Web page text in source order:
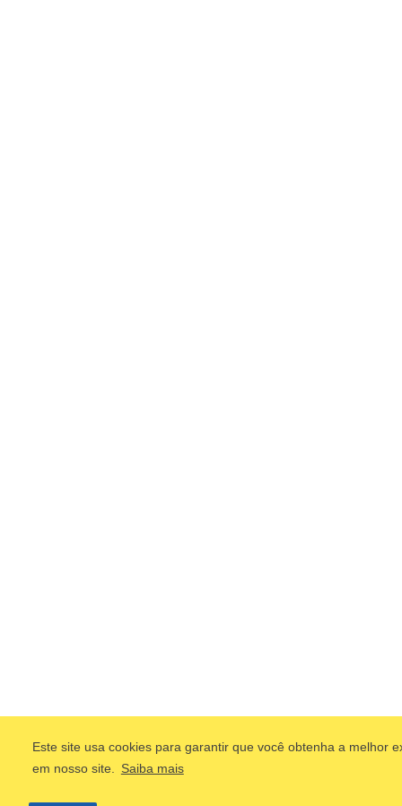
Este site usa cookies para garantir que você obtenha a melhor
em nosso site. Saiba mais